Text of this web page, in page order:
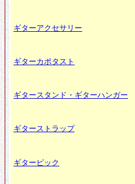
ギターアクセサリー
ギターカポタスト
ギタースタンド・ギターハンガー
ギターストラップ
ギターピック